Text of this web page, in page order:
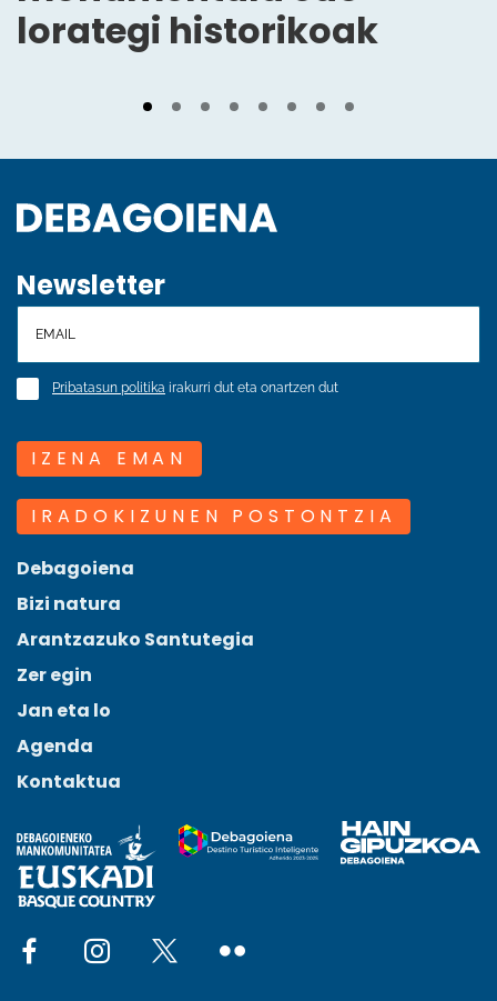
lorategi historikoak
Newsletter
Pribatasun politika irakurri dut eta onartzen dut
IZENA EMAN
IRADOKIZUNEN POSTONTZIA
Debagoiena
Bizi natura
Arantzazuko Santutegia
Zer egin
Jan eta lo
Agenda
Kontaktua
Social network facebook
Social network instagram
Social network x
Social network flickr